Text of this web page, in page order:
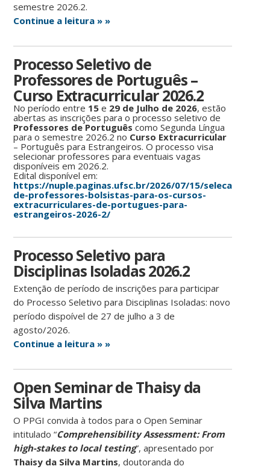
semestre 2026.2.
Continue a leitura » »
Processo Seletivo de
Professores de Português –
Curso Extracurricular 2026.2
No período entre 15 e 29 de Julho de 2026, estão
abertas as inscrições para o processo seletivo de
Professores de Portuguêscomo Segunda Língua
para o semestre 2026.2 no Curso Extracurricular
– Português para Estrangeiros. O processo visa
selecionar professores para eventuais vagas
disponíveis em 2026.2.
Edital disponível em:
https://nuple.paginas.ufsc.br/2026/07/15/selecao-
de-professores-bolsistas-para-os-cursos-
extracurriculares-de-portugues-para-
estrangeiros-2026-2/
Processo Seletivo para
Disciplinas Isoladas 2026.2
Extenção de período de inscrições para participar
do Processo Seletivo para Disciplinas Isoladas: novo
período dispoível de 27 de julho a 3 de
agosto/2026.
Continue a leitura » »
Open Seminar de Thaisy da
Silva Martins
O PPGI convida à todos para o Open Seminar
intitulado “Comprehensibility Assessment: From
high-stakes to local testing”, apresentado por
Thaisy da Silva Martins, doutoranda do